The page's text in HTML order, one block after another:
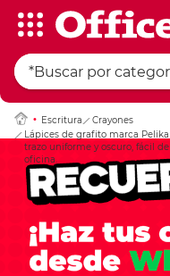
Escritura
Crayones
Lápices de grafito marca
trazo uniforme y oscuro, fácil
oficina.